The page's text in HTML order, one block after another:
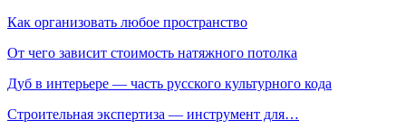
Как организовать любое пространство
От чего зависит стоимость натяжного потолка
Дуб в интерьере — часть русского культурного кода
Строительная экспертиза — инструмент для…